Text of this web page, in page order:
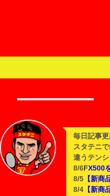
毎日記事更
スタテニ
違うテン
8/6 FX500
8/5 【新商
8/4 【新